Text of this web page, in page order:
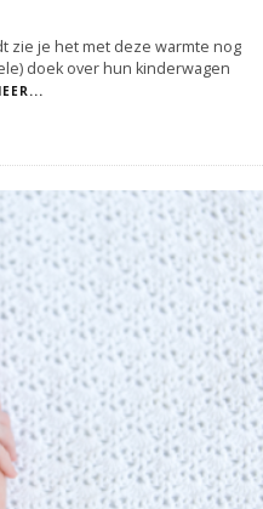
zie je het met deze warmte nog
doek over hun kinderwagen